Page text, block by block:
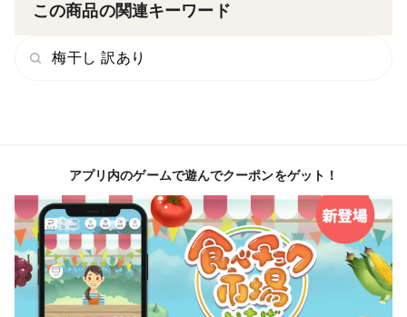
この商品の関連キーワード
梅干し 訳あり
アプリ内のゲームで遊んでクーポンをゲット！